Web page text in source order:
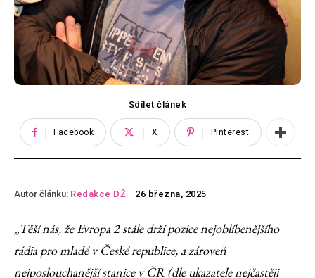
Sdílet článek
Facebook X Pinterest
Autor článku: Redakce DŽ 26 března, 2025
„Těší nás, že Evropa 2 stále drží pozice nejoblíbenějšího
rádia pro mladé v České republice, a zároveň
nejposlouchanější stanice v ČR (dle ukazatele nejčastěji